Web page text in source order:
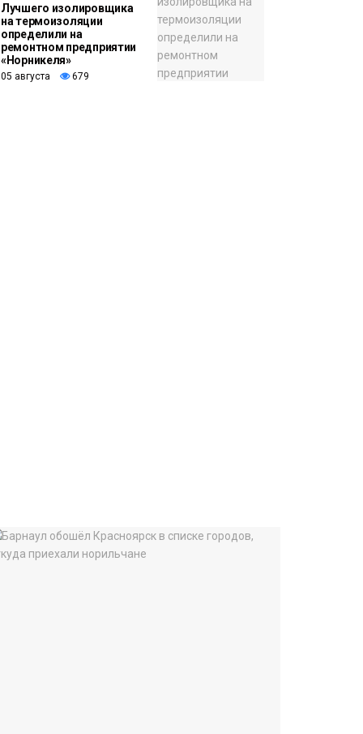
Лучшего изолировщика
на термоизоляции
определили на
ремонтном предприятии
«Норникеля»
05 августа 679